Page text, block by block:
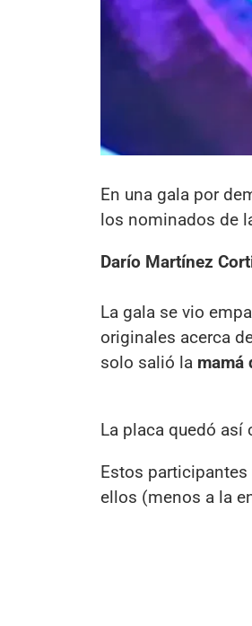
En una gala por
los nominados de
Darío Martínez
La gala se vio
originales acerca
solo salió la mamá
La placa quedó así
Estos
ellos (menos a la